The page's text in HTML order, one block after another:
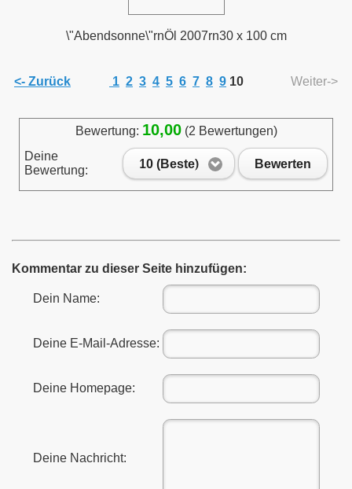
\"Abendsonne\"rnÖl 2007rn30 x 100 cm
<- Zurück 1 2 3 4 5 6 7 8 9 10 Weiter->
Bewertung: 10,00(2 Bewertungen)
Deine
Bewertung:
10 (Beste) Bewerten
Kommentar zu dieser Seite hinzufügen:
Dein Name:
Deine E-Mail-Adresse:
Deine Homepage:
Deine Nachricht: